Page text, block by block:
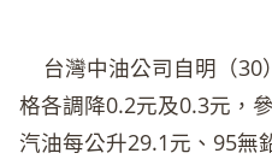
台灣中油公司自明（30
格各調降0.2元及0.3元，
汽油每公升29.1元、95無